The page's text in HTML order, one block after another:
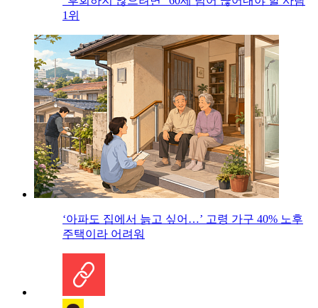
1위
‘아파도 집에서 늙고 싶어…’ 고령 가구 40% 노후
주택이라 어려워